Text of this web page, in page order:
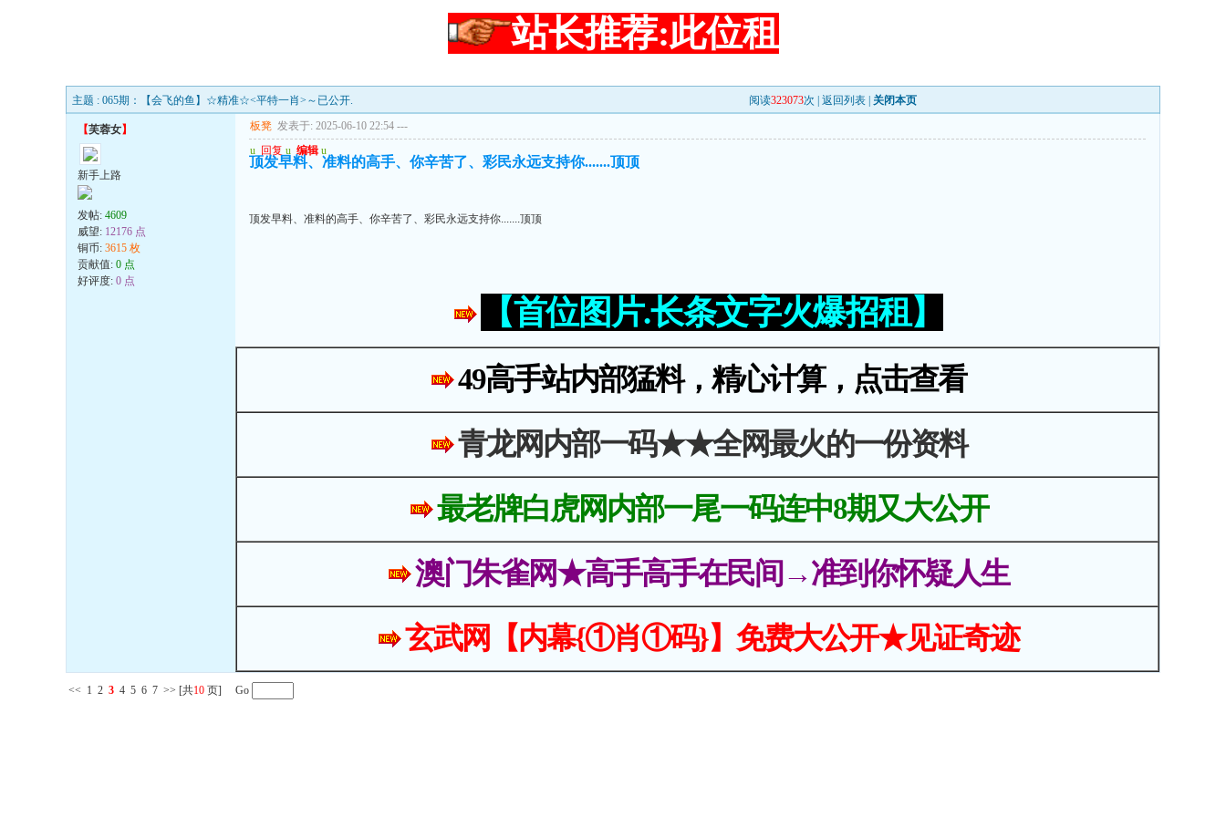
站长推荐:此位租
主题 : 065期：【会飞的鱼】☆精准☆<平特一肖>～已公开. 阅读323073次 | 返回列表 关闭本页
【芙蓉女】
新手上路
发帖: 4609
威望: 12176 点
铜币: 3615 枚
贡献值: 0 点
好评度: 0 点
板凳 发表于: 2025-06-10 22:54 ---
u 回复 u 编辑 u
顶发早料、准料的高手、你辛苦了、彩民永远支持你.......顶顶
顶发早料、准料的高手、你辛苦了、彩民永远支持你.......顶顶
【首位图片.长条文字火爆招租】
49高手站内部猛料，精心计算，点击查看
青龙网内部一码★★全网最火的一份资料
最老牌白虎网内部一尾一码连中8期又大公开
澳门朱雀网★高手高手在民间→准到你怀疑人生
玄武网【内幕{①肖①码}】免费大公开★见证奇迹
<< 1 2 3 4 5 6 7 >> [共10 页] Go